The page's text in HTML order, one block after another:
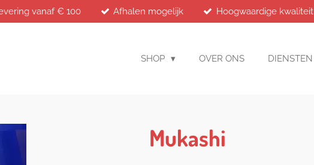
vanaf € 100 Afhalen mogelijk Hoogwaardige kwaliteit
SHOP OVER ONS DIENSTEN
Mukashi